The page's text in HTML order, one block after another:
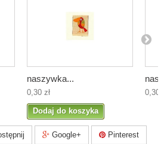
naszywka...
0,30 zł
Dodaj do koszyka
0,30
Google+ Pinterest